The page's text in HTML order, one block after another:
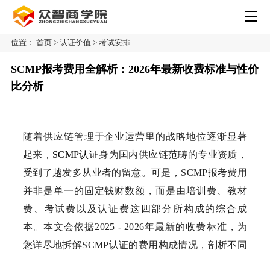
位置： 首页> 认证价值 > 考试安排
SCMP报考费用全解析：2026年最新收费标准与性价
比分析
随着供应链管理于企业运营里的战略地位逐渐显著
起来， SCMP认证身为国内供应链范畴的专业资质，
受到了越发多从业者的留意。可是，SCMP报考费用
并非是单一的固定钱财数额，而是由培训费、教材
费、考试费以及认证费这四部分所构成的综合成
本。本文会依据2025 - 2026年最新的收费标准，为
您详尽地拆解SCMP认证的费用构成情况，剖析不同